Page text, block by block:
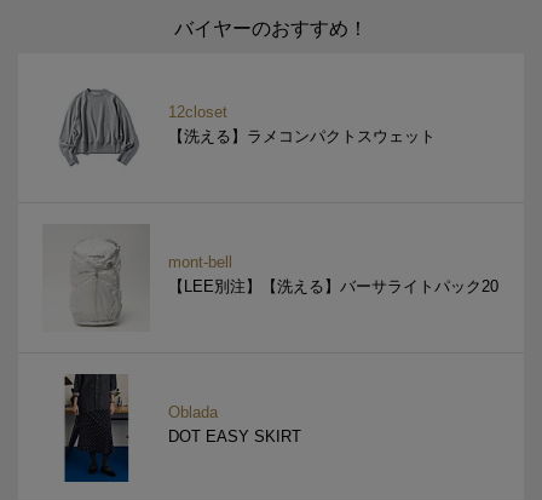
バイヤーのおすすめ！
12closet
【洗える】ラメコンパクトスウェット
mont-bell
【LEE別注】【洗える】バーサライトパック20
Oblada
DOT EASY SKIRT